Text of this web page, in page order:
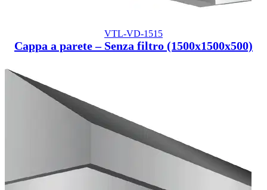
VTL-VD-1515
Cappa a parete – Senza filtro (1500x1500x500)